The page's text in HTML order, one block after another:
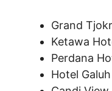
Grand
Ketawa
Perdana
Hotel